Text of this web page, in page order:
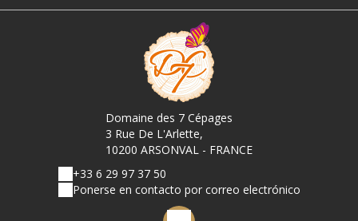
Domaine des 7 Cépages
3 Rue De L'Arlette,
10200 ARSONVAL - FRANCE
+33 6 29 97 37 50
Ponerse en contacto por correo electrónico